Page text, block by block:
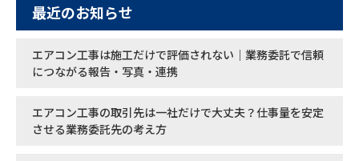
最近のお知らせ
エアコン工事は施工だけで評価されない｜業務委託で信頼
につながる報告・写真・連携
エアコン工事の取引先は一社だけで大丈夫？仕事量を安定
させる業務委託先の考え方